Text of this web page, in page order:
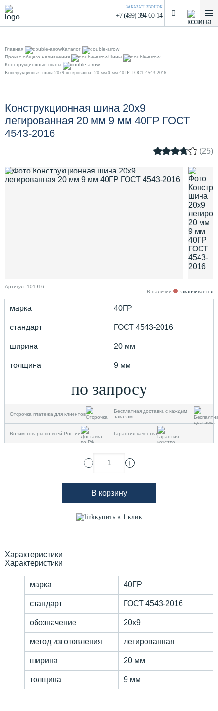
ЗАКАЗАТЬ ЗВОНОК
+7 (499) 394-60-14
Главная
Каталог
Прокат общего назначения
Шины
Конструкционные шины
Конструкционная шина 20х9 легированная 20 мм 9 мм 40ГР ГОСТ 4543-2016
Конструкционная шина 20х9
легированная 20 мм 9 мм 40ГР ГОСТ
4543-2016
(25)
Артикул: 101916
В наличии
заканчивается
марка 40ГР
стандарт ГОСТ 4543-2016
ширина 20 мм
толщина 9 мм
по запросу
Отсрочка платежа для клиентов
Бесплатная доставка с каждым
заказом
Возим товары по всей России Гарантия качества
1
В корзину
купить в 1 клик
Характеристики
Характеристики
марка 40ГР
стандарт ГОСТ 4543-2016
обозначение 20х9
метод изготовления легированная
ширина 20 мм
толщина 9 мм